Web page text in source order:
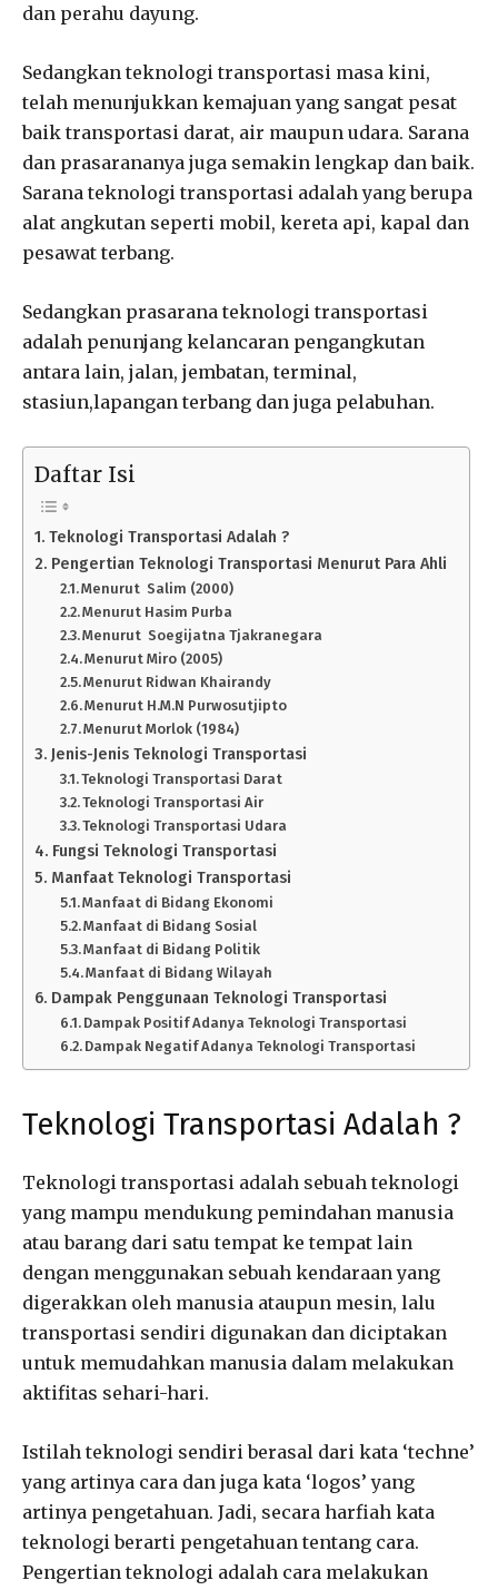
dan perahu dayung.
Sedangkan teknologi transportasi masa kini,
telah menunjukkan kemajuan yang sangat pesat
baik transportasi darat, air maupun udara. Sarana
dan prasarananya juga semakin lengkap dan baik.
Sarana teknologi transportasi adalah yang berupa
alat angkutan seperti mobil, kereta api, kapal dan
pesawat terbang.
Sedangkan prasarana teknologi transportasi
adalah penunjang kelancaran pengangkutan
antara lain, jalan, jembatan, terminal,
stasiun,lapangan terbang dan juga pelabuhan.
Daftar Isi
Teknologi Transportasi Adalah ?
Pengertian Teknologi Transportasi Menurut Para Ahli
Menurut Salim (2000)
Menurut Hasim Purba
Menurut Soegijatna Tjakranegara
Menurut Miro (2005)
Menurut Ridwan Khairandy
Menurut H.M.N Purwosutjipto
Menurut Morlok (1984)
Jenis-Jenis Teknologi Transportasi
Teknologi Transportasi Darat
Teknologi Transportasi Air
Teknologi Transportasi Udara
Fungsi Teknologi Transportasi
Manfaat Teknologi Transportasi
Manfaat di Bidang Ekonomi
Manfaat di Bidang Sosial
Manfaat di Bidang Politik
Manfaat di Bidang Wilayah
Dampak Penggunaan Teknologi Transportasi
Dampak Positif Adanya Teknologi Transportasi
Dampak Negatif Adanya Teknologi Transportasi
Teknologi Transportasi Adalah ?
Teknologi transportasi adalah sebuah teknologi
yang mampu mendukung pemindahan manusia
atau barang dari satu tempat ke tempat lain
dengan menggunakan sebuah kendaraan yang
digerakkan oleh manusia ataupun mesin, lalu
transportasi sendiri digunakan dan diciptakan
untuk memudahkan manusia dalam melakukan
aktifitas sehari-hari.
Istilah teknologi sendiri berasal dari kata ‘techne’
yang artinya cara dan juga kata ‘logos’ yang
artinya pengetahuan. Jadi, secara harfiah kata
teknologi berarti pengetahuan tentang cara.
Pengertian teknologi adalah cara melakukan